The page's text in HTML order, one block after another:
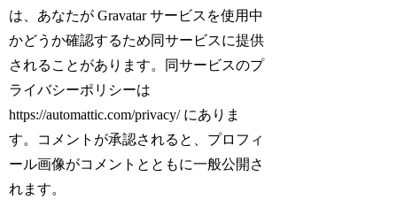
は、あなたが Gravatar サービスを使用中
かどうか確認するため同サービスに提供
されることがあります。同サービスのプ
ライバシーポリシーは
https://automattic.com/privacy/ にありま
す。コメントが承認されると、プロフィ
ール画像がコメントとともに一般公開さ
れます。